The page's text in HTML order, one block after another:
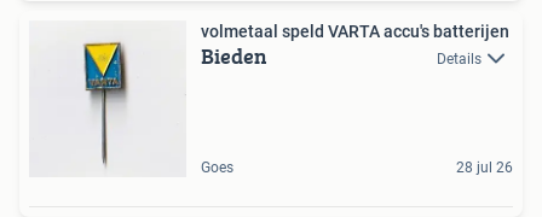
volmetaal speld VARTA accu's batterijen
Bieden Details
Goes 28 jul 26